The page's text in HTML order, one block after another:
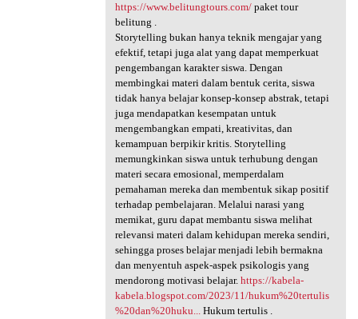
https://www.belitungtours.com/paket tour
belitung .
Storytelling bukan hanya teknik mengajar yang
efektif, tetapi juga alat yang dapat memperkuat
pengembangan karakter siswa. Dengan
membingkai materi dalam bentuk cerita, siswa
tidak hanya belajar konsep-konsep abstrak, tetapi
juga mendapatkan kesempatan untuk
mengembangkan empati, kreativitas, dan
kemampuan berpikir kritis. Storytelling
memungkinkan siswa untuk terhubung dengan
materi secara emosional, memperdalam
pemahaman mereka dan membentuk sikap positif
terhadap pembelajaran. Melalui narasi yang
memikat, guru dapat membantu siswa melihat
relevansi materi dalam kehidupan mereka sendiri,
sehingga proses belajar menjadi lebih bermakna
dan menyentuh aspek-aspek psikologis yang
mendorong motivasi belajar. https://kabela-
kabela.blogspot.com/2023/11/hukum%20tertulis
%20dan%20huku...Hukum tertulis .